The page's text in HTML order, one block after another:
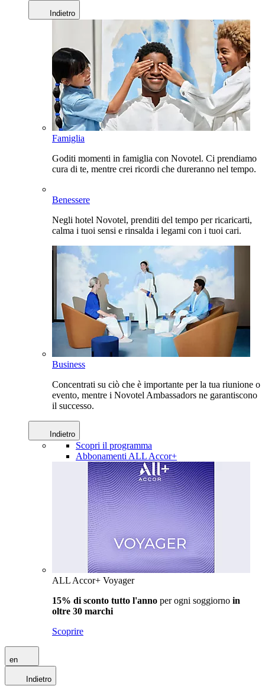
Indietro
Famiglia
Goditi momenti in famiglia con Novotel. Ci prendiamo
cura di te, mentre crei ricordi che dureranno nel tempo.
Benessere
Negli hotel Novotel, prenditi del tempo per ricaricarti,
calma i tuoi sensi e rinsalda i legami con i tuoi cari.
Business
Concentrati su ciò che è importante per la tua riunione o
evento, mentre i Novotel Ambassadors ne garantiscono
il successo.
Indietro
Scopri il programma
Abbonamenti ALL Accor+
ALL Accor+ Voyager
15% di sconto tutto l'anno per ogni soggiorno in
oltre 30 marchi
Scoprire
en
Indietro